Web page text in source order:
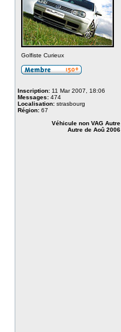
Golfiste Curieux
Inscription: 11 Mar 2007, 18:06
Messages: 474
Localisation: strasbourg
Région: 67
Véhicule non VAG Autre
Autre de Aoû 2006